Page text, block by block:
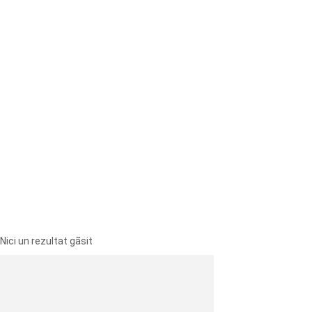
Nici un rezultat gãsit